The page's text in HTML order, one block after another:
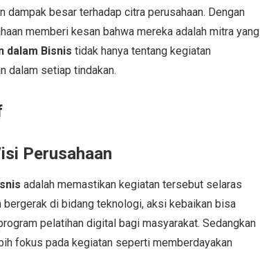
besar terhadap citra perusahaan. Dengan
memberi kesan bahwa mereka adalah mitra yang
dalam Bisnis tidak hanya tentang kegiatan
dalam setiap tindakan.
Perusahaan
adalah memastikan kegiatan tersebut selaras
bergerak di bidang teknologi, aksi kebaikan bisa
pelatihan digital bagi masyarakat. Sedangkan
fokus pada kegiatan seperti memberdayakan